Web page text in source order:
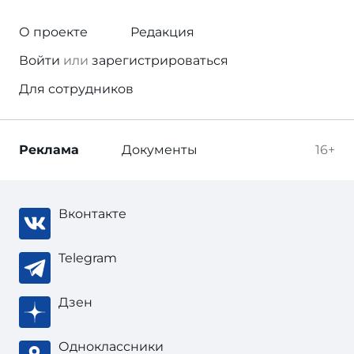
О проекте
Редакция
Войти или зарегистрироваться
Для сотрудников
16+
Реклама Документы
Вконтакте
Telegram
Дзен
Одноклассники